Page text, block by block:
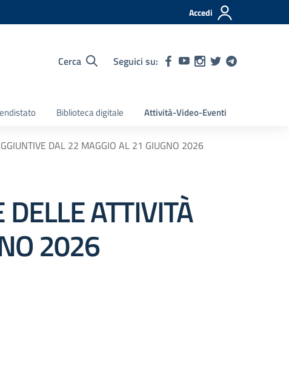
Accedi
Cerca Seguici su:
Biblioteca digitale Attività-Video-Eventi
DAL 22 MAGGIO AL 21 GIUGNO 2026
ATTIVITÀ
2026